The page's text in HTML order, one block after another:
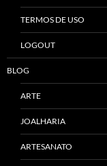
TERMOS DE USO
LOGOUT
BLOG
ARTE
JOALHARIA
ARTESANATO